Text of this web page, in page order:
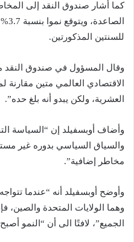
كما أشار صندوق النقد إلى
للسنتين المذكورتين.
وقال المسؤول في صندوق النقد
الاقتصادي العالمي متين مقارنة
العشرية، ولكن يبدو أنه بلغ حده”.
وأضاف أوبسفيلد إن “السياسة
والسياق السياسي بدوره غير
مخاطر إضافية”.
وأوضح أوبسفيلد أنه “عندما
وهما الولايات المتحدة
الجميع”، لافتًا الى أن “النمو